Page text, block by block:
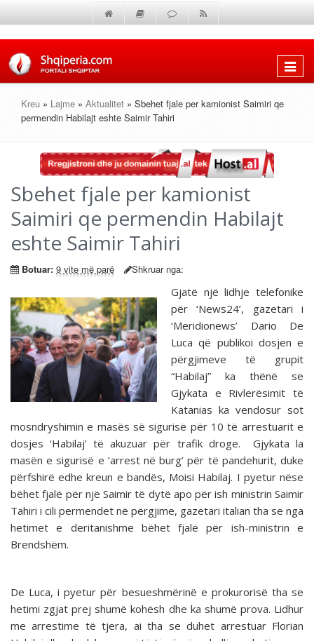
Shfaq
Kreu » Lajme » Aktualitet » Sbehet fjale per kamionist Saimiri qe
permendin Habilajt eshte Saimir Tahiri
Sbehet fjale per kamionist
Saimiri qe permendin Habilajt
eshte Saimir Tahiri
Botuar: 9 vite më parë Shkruar nga:
Gjatë një lidhje telefonike
për ‘News24’, gazetari i
‘Meridionews’ Dario De
Luca që publikoi dosjen e
përgjimeve të grupit
“Habilaj” ka thënë se
Gjykata e Rivlerësimit të
Katanias ka vendosur sot
mosndryshimin e masës së sigurisë për 10 të arrestuarit e
dosjes ‘Habilaj’ të akuzuar për trafik droge. Gjykata la
masën e sigurisë e ’arrest në burg’ për të pandehurit, duke
përfshirë edhe kreun e bandës, Moisi Habilaj. I pyetur nëse
bëhet fjalë për një Saimir të dytë apo për ish ministrin Saimir
Tahiri i cili permendet në përgjime, gazetari italian tha se nga
hetimet e deritanishme bëhet fjalë për ish-ministrin e
Brendshëm.
De Luca, i pyetur për besueshmërinë e prokurorisë tha se
hetimi zgjat prej shumë kohësh dhe ka shumë prova. Lidhur
me arrestime të tjera, ai tha se duhet arrestuar Florian